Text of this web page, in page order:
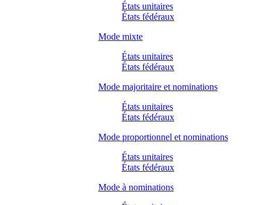
États unitaires
États fédéraux
Mode mixte
États unitaires
États fédéraux
Mode majoritaire et nominations
États unitaires
États fédéraux
Mode proportionnel et nominations
États unitaires
États fédéraux
Mode à nominations